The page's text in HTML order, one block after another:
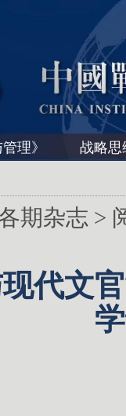
理》 战略思
期杂志 >
现代文